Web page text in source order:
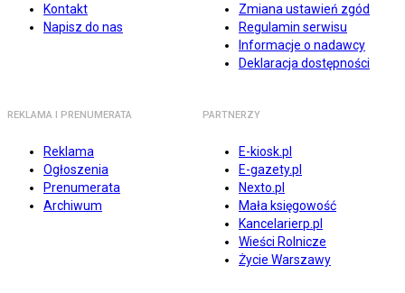
Kontakt
Napisz do nas
Zmiana ustawień zgód
Regulamin serwisu
Informacje o nadawcy
Deklaracja dostępności
REKLAMA I PRENUMERATA
Reklama
Ogłoszenia
Prenumerata
Archiwum
PARTNERZY
E-kiosk.pl
E-gazety.pl
Nexto.pl
Mała księgowość
Kancelarierp.pl
Wieści Rolnicze
Życie Warszawy